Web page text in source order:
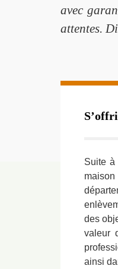
avec
attentes.
Suite à
des
valeur
ainsi